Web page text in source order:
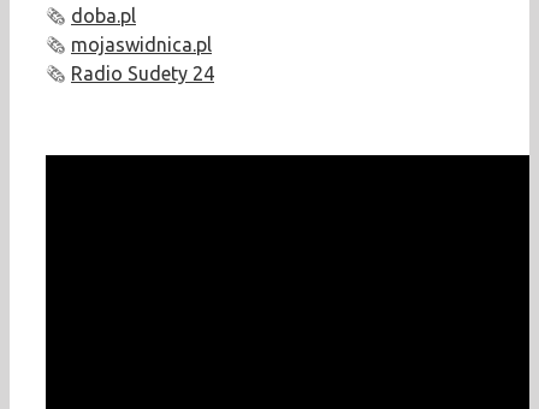
🗞️ doba.pl
🗞️ mojaswidnica.pl
🗞️ Radio Sudety 24